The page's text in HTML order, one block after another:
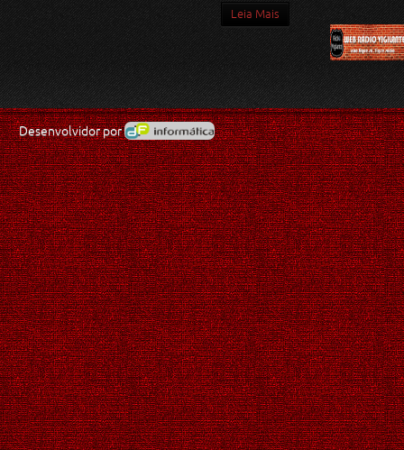
Leia Mais
Desenvolvidor por